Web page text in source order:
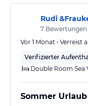
lies vor der Buchung
jeweiligen Veranstalters.
Begleitung hatte
Aufmerksamkeit,
Rudi
7 Bewertungen
Vor 1 Monat • Verreist
Verifizierter
Double Room Sea
Sommer